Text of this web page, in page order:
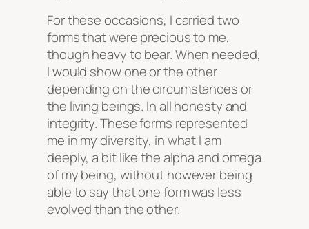
For these occasions, I carried two
forms that were precious to me,
though heavy to bear. When needed,
I would show one or the other
depending on the circumstances or
the living beings. In all honesty and
integrity. These forms represented
me in my diversity, in what I am
deeply, a bit like the alpha and omega
of my being, without however being
able to say that one form was less
evolved than the other.